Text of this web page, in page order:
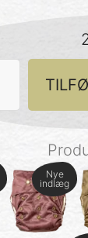
Nye
indlæg